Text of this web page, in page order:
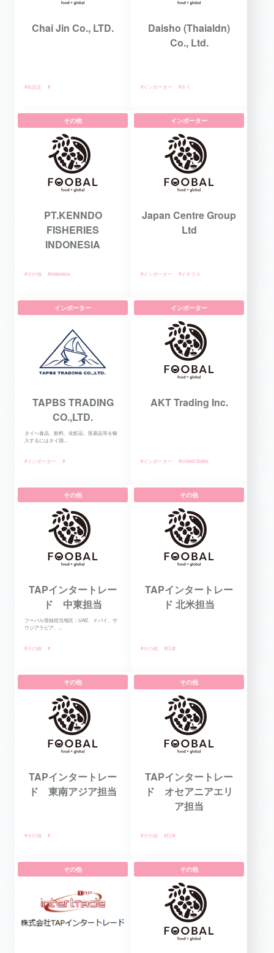
Chai Jin Co., LTD.
#未設定 #
Daisho (Thaialdn)
Co., Ltd.
#インポーター #タイ
その他
PT.KENNDO
FISHERIES
INDONESIA
#その他 #Indonesia
インポーター
Japan Centre Group
Ltd
#インポーター #イギリス
インポーター
TAPBS TRADING
CO.,LTD.
タイへ食品、飲料、化粧品、医薬品等を輸
入するにはタイ国...
#インポーター #
インポーター
AKT Trading Inc.
#インポーター #United States
その他
TAPインタートレー
ド 中東担当
フーバル登録担当地区：UAE、ドバイ、サ
ウジアラビア、...
#その他 #
その他
TAPインタートレー
ド 北米担当
#その他 #日本
その他
TAPインタートレー
ド 東南アジア担当
#その他 #
その他
TAPインタートレー
ド オセアニアエリ
ア担当
#その他 #日本
その他 その他